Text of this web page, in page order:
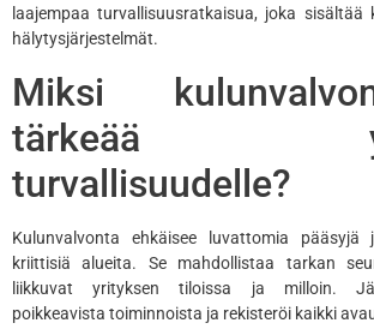
laajempaa turvallisuusratkaisua, joka sisältää
hälytysjärjestelmät.
Miksi
tärkeää
turvallisuudelle?
Kulunvalvonta ehkäisee luvattomia pääsyjä
kriittisiä alueita. Se mahdollistaa tarkan
liikkuvat yrityksen tiloissa ja milloin.
poikkeavista toiminnoista ja rekisteröi kaikki